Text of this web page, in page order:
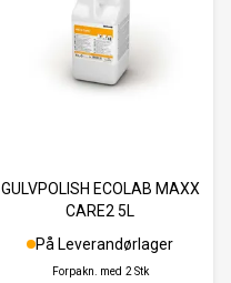
GULVPOLISH ECOLAB MAXX
CARE2 5L
På Leverandørlager
Forpakn. med 2 Stk